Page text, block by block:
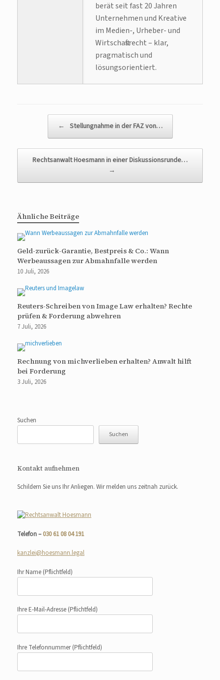
berät seit fast 20 Jahren
Unternehmen und Kreative
im Medien-, Urheber- und
Wirtschaftsrecht – klar,
pragmatisch und
lösungsorientiert.
← Stellungnahme in der FAZ von…
Rechtsanwalt Hoesmann in einer Diskussionsrunde…
→
Ähnliche Beiträge
Geld-zurück-Garantie, Bestpreis & Co.: Wann
Werbeaussagen zur Abmahnfalle werden
10 Juli, 2026
Reuters-Schreiben von Image Law erhalten? Rechte
prüfen & Forderung abwehren
7 Juli, 2026
Rechnung von michverlieben erhalten? Anwalt hilft
bei Forderung
3 Juli, 2026
Suchen
Suchen
Kontakt aufnehmen
Schildern Sie uns Ihr Anliegen. Wir melden uns zeitnah zurück.
Telefon –030 61 08 04 191
kanzlei@hoesmann.legal
Ihr Name (Pflichtfeld)
Ihre E-Mail-Adresse (Pflichtfeld)
Ihre Telefonnummer(Pflichtfeld)